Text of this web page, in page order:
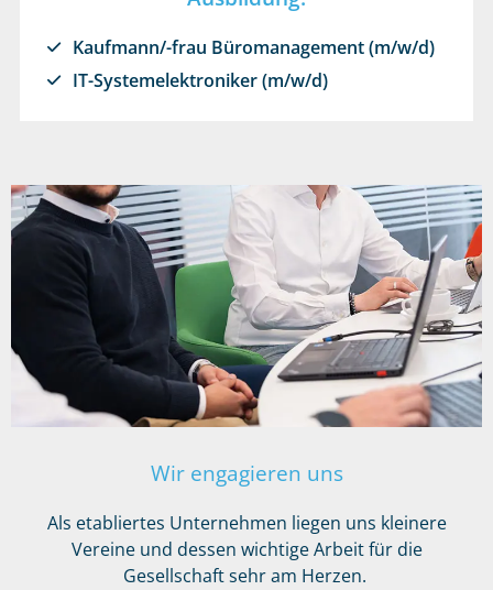
Kaufmann/-frau Büromanagement (m/w/d)
IT-Systemelektroniker (m/w/d)
Wir engagieren uns
Als etabliertes Unternehmen liegen uns kleinere
Vereine und dessen wichtige Arbeit für die
Gesellschaft sehr am Herzen.